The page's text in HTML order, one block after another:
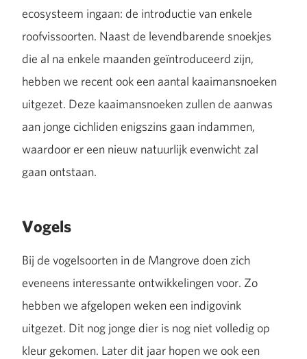
ecosysteem ingaan: de introductie van enkele
roofvissoorten. Naast de levendbarende snoekjes
die al na enkele maanden geïntroduceerd zijn,
hebben we recent ook een aantal kaaimansnoeken
uitgezet. Deze kaaimansnoeken zullen de aanwas
aan jonge cichliden enigszins gaan indammen,
waardoor er een nieuw natuurlijk evenwicht zal
gaan ontstaan.
Vogels
Bij de vogelsoorten in de Mangrove doen zich
eveneens interessante ontwikkelingen voor. Zo
hebben we afgelopen weken een indigovink
uitgezet. Dit nog jonge dier is nog niet volledig op
kleur gekomen. Later dit jaar hopen we ook een